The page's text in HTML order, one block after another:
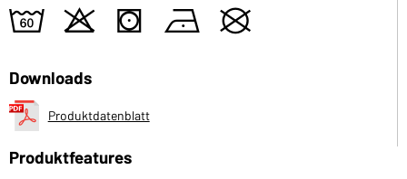
4 o s n U
Downloads
Produktdatenblatt
Produktfeatures